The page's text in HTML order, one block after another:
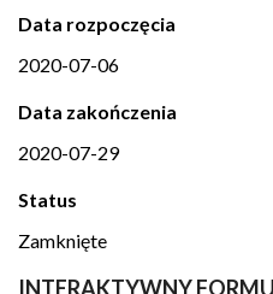
Data rozpoczęcia
2020-07-06
Data zakończenia
2020-07-29
Status
Zamknięte
INTERAKTYWNY